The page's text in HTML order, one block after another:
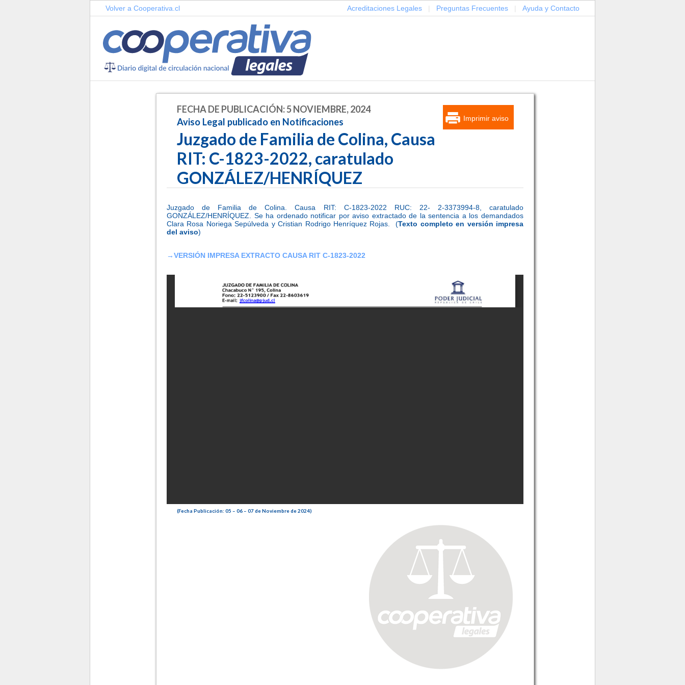
Volver a Cooperativa.cl Acreditaciones Legales Preguntas Frecuentes Ayuda y Contacto
Imprimir aviso
FECHA DE PUBLICACIÓN: 5 NOVIEMBRE, 2024
Aviso Legal publicado en Notificaciones
Juzgado de Familia de Colina, Causa
RIT: C-1823-2022, caratulado
GONZÁLEZ/HENRÍQUEZ
Juzgado de Familia de Colina. Causa RIT: C-1823-2022 RUC: 22- 2-3373994-8, caratulado
GONZÁLEZ/HENRÍQUEZ. Se ha ordenado notificar por aviso extractado de la sentencia a los demandados
Clara Rosa Noriega Sepúlveda y Cristian Rodrigo Henríquez Rojas. (Texto completo en versión impresa
del aviso)
→VERSIÓN IMPRESA EXTRACTO CAUSA RIT C-1823-2022
(Fecha Publicación: 05 – 06 – 07 de Noviembre de 2024)